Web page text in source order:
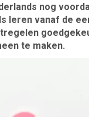
nog
leren vanaf de
te maken.